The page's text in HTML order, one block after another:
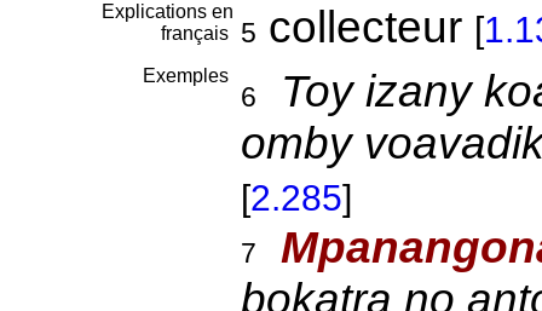
Explications en
français
5 collecteur [
Exemples
6
Toy izany
omby
[2.285]
7
bokatra no